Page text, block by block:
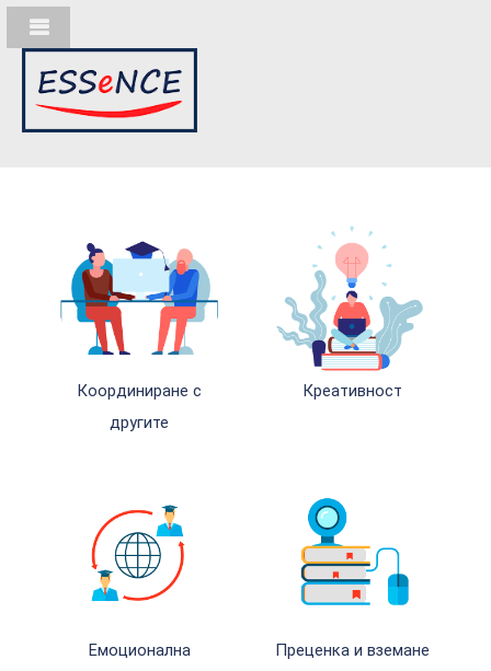
Координиране с
другите
Креативност
Емоционална
Преценка и вземане